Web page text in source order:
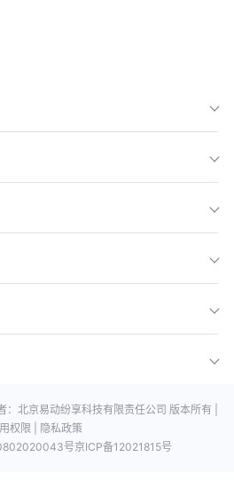
：北京易动纷享科技有限责任公司 版本所有 |
权限 |
隐私政策
号京ICP备12021815号